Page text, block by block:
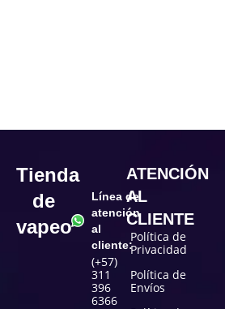
Tienda
de
vapeo
Línea de
atención
al
cliente:
(+57)
311
396
6366
ATENCIÓN
AL
CLIENTE
Política de
Privacidad
Política de
Envíos